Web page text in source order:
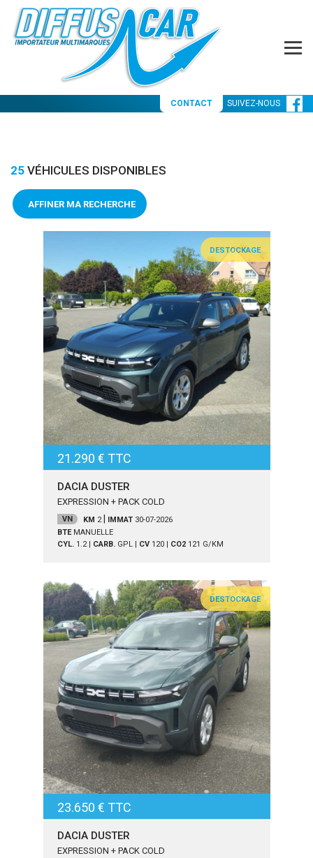
CONTACT SUIVEZ-NOUS
25 VÉHICULES DISPONIBLES
AFFINER MA RECHERCHE
DESTOCKAGE
21.290 € TTC
DACIA DUSTER
EXPRESSION + PACK COLD
VN KM 2 IMMAT 30-07-2026
BTE MANUELLE
CYL. 1.2| CARB. GPL| CV 120| CO2 121 G/KM
DESTOCKAGE
23.650 € TTC
DACIA DUSTER
EXPRESSION + PACK COLD